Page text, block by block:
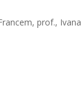
prof., Ivana